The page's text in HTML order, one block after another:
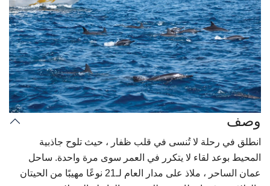
وصف
انطلق في رحلة لا تُنسى في قلب ظفار ، حيث تلوح جاذبية
المحيط بوعد لقاء لا يتكرر في العمر سوى مرة واحدة. ساحل
عمان الساحر ، ملاذ على مدار العام لـ21 نوعًا مهيبًا من الحيتان